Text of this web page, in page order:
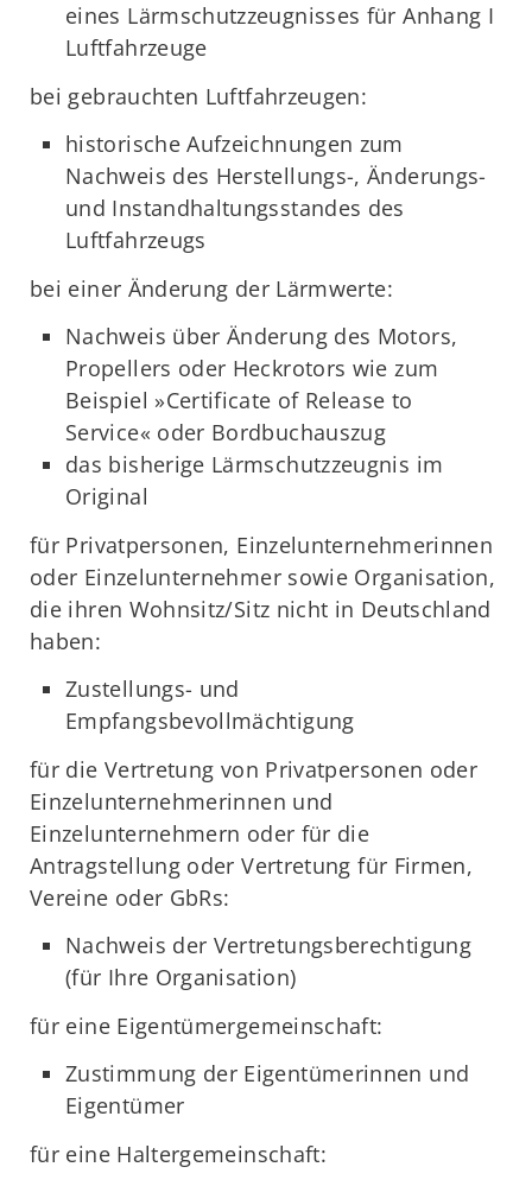
eines Lärmschutzzeugnisses für Anhang I
Luftfahrzeuge
bei gebrauchten Luftfahrzeugen:
historische Aufzeichnungen zum
Nachweis des Herstellungs-, Änderungs-
und Instandhaltungsstandes des
Luftfahrzeugs
bei einer Änderung der Lärmwerte:
Nachweis über Änderung des Motors,
Propellers oder Heckrotors wie zum
Beispiel »Certificate of Release to
Service« oder Bordbuchauszug
das bisherige Lärmschutzzeugnis im
Original
für Privatpersonen, Einzelunternehmerinnen
oder Einzelunternehmer sowie Organisation,
die ihren Wohnsitz/Sitz nicht in Deutschland
haben:
Zustellungs- und
Empfangsbevollmächtigung
für die Vertretung von Privatpersonen oder
Einzelunternehmerinnen und
Einzelunternehmern oder für die
Antragstellung oder Vertretung für Firmen,
Vereine oder GbRs:
Nachweis der Vertretungsberechtigung
(für Ihre Organisation)
für eine Eigentümergemeinschaft:
Zustimmung der Eigentümerinnen und
Eigentümer
für eine Haltergemeinschaft: